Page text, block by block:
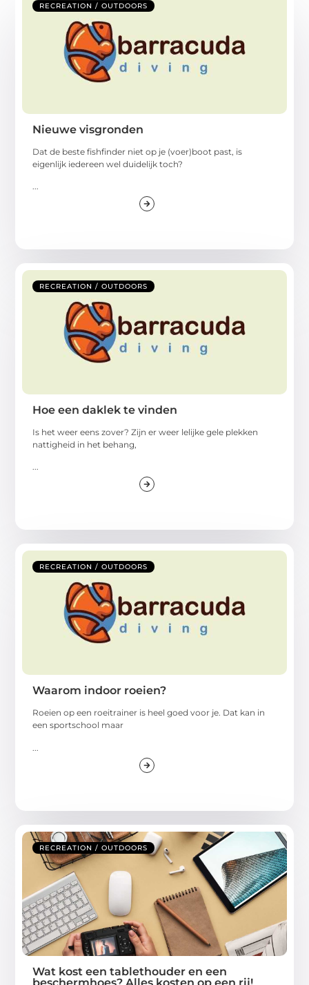
RECREATION / OUTDOORS
Nieuwe visgronden
Dat de beste fishfinder niet op je (voer)boot past, is
eigenlijk iedereen wel duidelijk toch?
...
RECREATION / OUTDOORS
Hoe een daklek te vinden
Is het weer eens zover? Zijn er weer lelijke gele plekken
nattigheid in het behang,
...
RECREATION / OUTDOORS
Waarom indoor roeien?
Roeien op een roeitrainer is heel goed voor je. Dat kan in
een sportschool maar
RECREATION / OUTDOORS
Wat kost een tablethouder en een